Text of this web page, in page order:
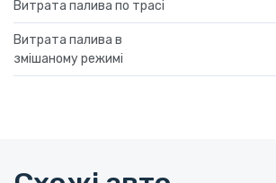
Витрата палива по трасі
Витрата палива в
змішаному режимі